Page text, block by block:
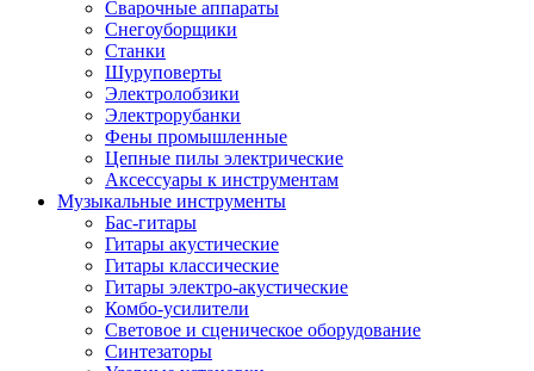
Сварочные аппараты
Снегоуборщики
Станки
Шуруповерты
Электролобзики
Электрорубанки
Фены промышленные
Цепные пилы электрические
Аксессуары к инструментам
Музыкальные инструменты
Бас-гитары
Гитары акустические
Гитары классические
Гитары электро-акустические
Комбо-усилители
Световое и сценическое оборудование
Синтезаторы